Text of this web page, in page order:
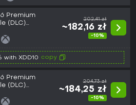
Premium
(DLC)
Series X|S)
202,41 zł
~182,16 zł
-10%
with XDD10 copy
Premium
(DLC)
Series X|S)
204,73 zł
~184,25 zł
-10%